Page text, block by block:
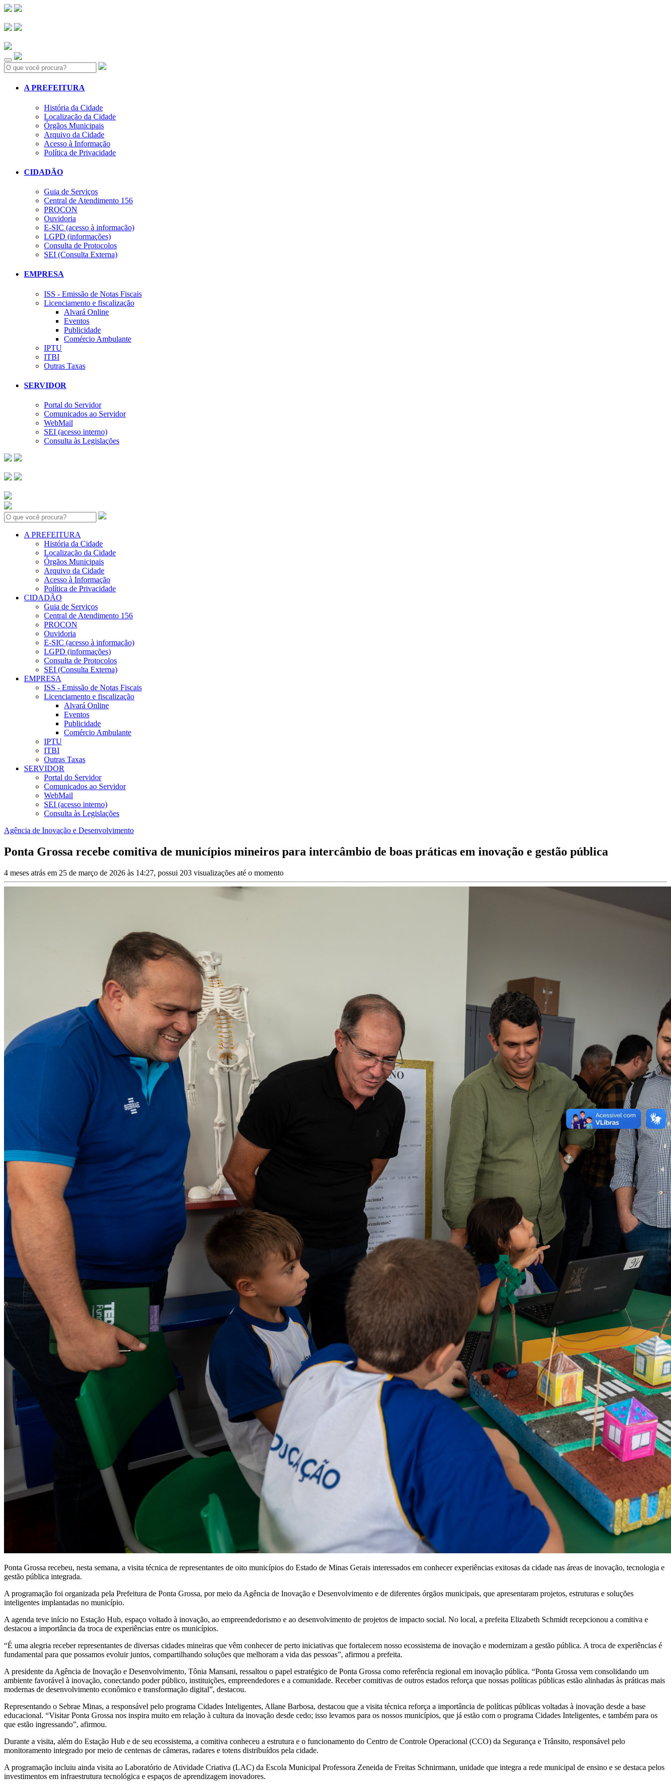
Search:
A PREFEITURA
História da Cidade
Localização da Cidade
Órgãos Municipais
Arquivo da Cidade
Acesso à Informação
Política de Privacidade
CIDADÃO
Guia de Serviços
Central de Atendimento 156
PROCON
Ouvidoria
E-SIC (acesso à informação)
LGPD (informações)
Consulta de Protocolos
SEI (Consulta Externa)
EMPRESA
ISS - Emissão de Notas Fiscais
Licenciamento e fiscalização
Alvará Online
Eventos
Publicidade
Comércio Ambulante
IPTU
ITBI
Outras Taxas
SERVIDOR
Portal do Servidor
Comunicados ao Servidor
WebMail
SEI (acesso interno)
Consulta às Legislações
Search:
A PREFEITURA
História da Cidade
Localização da Cidade
Órgãos Municipais
Arquivo da Cidade
Acesso à Informação
Política de Privacidade
CIDADÃO
Guia de Serviços
Central de Atendimento 156
PROCON
Ouvidoria
E-SIC (acesso à informação)
LGPD (informações)
Consulta de Protocolos
SEI (Consulta Externa)
EMPRESA
ISS - Emissão de Notas Fiscais
Licenciamento e fiscalização
Alvará Online
Eventos
Publicidade
Comércio Ambulante
IPTU
ITBI
Outras Taxas
SERVIDOR
Portal do Servidor
Comunicados ao Servidor
WebMail
SEI (acesso interno)
Consulta às Legislações
Agência de Inovação e Desenvolvimento
Ponta Grossa recebe comitiva de municípios mineiros para intercâmbio de boas práticas em inovação e gestão pública
4 meses atrás em 25 de março de 2026 às 14:27, possui 203 visualizações até o momento
Ponta Grossa recebeu, nesta semana, a visita técnica de representantes de oito municípios do Estado de Minas Gerais interessados em conhecer experiências exitosas da cidade nas áreas de inovação, tecnologia e
gestão pública integrada.
A programação foi organizada pela Prefeitura de Ponta Grossa, por meio da Agência de Inovação e Desenvolvimento e de diferentes órgãos municipais, que apresentaram projetos, estruturas e soluções
inteligentes implantadas no município.
A agenda teve início no Estação Hub, espaço voltado à inovação, ao empreendedorismo e ao desenvolvimento de projetos de impacto social. No local, a prefeita Elizabeth Schmidt recepcionou a comitiva e
destacou a importância da troca de experiências entre os municípios.
“É uma alegria receber representantes de diversas cidades mineiras que vêm conhecer de perto iniciativas que fortalecem nosso ecossistema de inovação e modernizam a gestão pública. A troca de experiências é
fundamental para que possamos evoluir juntos, compartilhando soluções que melhoram a vida das pessoas”, afirmou a prefeita.
A presidente da Agência de Inovação e Desenvolvimento, Tônia Mansani, ressaltou o papel estratégico de Ponta Grossa como referência regional em inovação pública. “Ponta Grossa vem consolidando um
ambiente favorável à inovação, conectando poder público, instituições, empreendedores e a comunidade. Receber comitivas de outros estados reforça que nossas políticas públicas estão alinhadas às práticas mais
modernas de desenvolvimento econômico e transformação digital”, destacou.
Representando o Sebrae Minas, a responsável pelo programa Cidades Inteligentes, Allane Barbosa, destacou que a visita técnica reforça a importância de políticas públicas voltadas à inovação desde a base
educacional. “Visitar Ponta Grossa nos inspira muito em relação à cultura da inovação desde cedo; isso levamos para os nossos municípios, que já estão com o programa Cidades Inteligentes, e também para os
que estão ingressando”, afirmou.
Durante a visita, além do Estação Hub e de seu ecossistema, a comitiva conheceu a estrutura e o funcionamento do Centro de Controle Operacional (CCO) da Segurança e Trânsito, responsável pelo
monitoramento integrado por meio de centenas de câmeras, radares e totens distribuídos pela cidade.
A programação incluiu ainda visita ao Laboratório de Atividade Criativa (LAC) da Escola Municipal Professora Zeneida de Freitas Schnirmann, unidade que integra a rede municipal de ensino e se destaca pelos
investimentos em infraestrutura tecnológica e espaços de aprendizagem inovadores.